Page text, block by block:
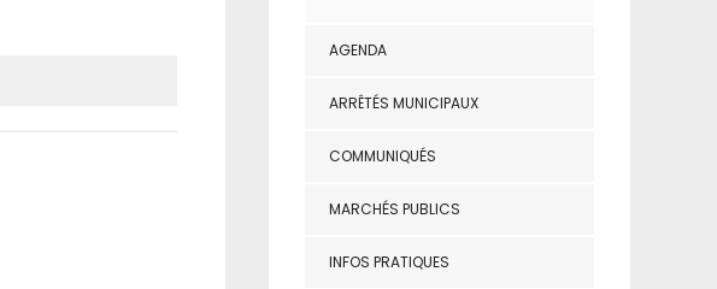
AGENDA
ARRÊTÉS MUNICIPAUX
COMMUNIQUÉS
MARCHÉS PUBLICS
INFOS PRATIQUES